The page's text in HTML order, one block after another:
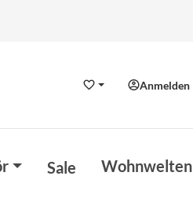
WunschzettelAnmelden
Sale Wohnwelten